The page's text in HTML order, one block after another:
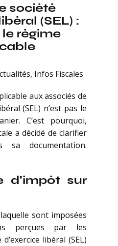
société
(SEL) :
régime
, Infos Fiscales
aux associés de
(SEL) n’est pas le
C’est pourquoi,
a décidé de clarifier
sa documentation.
d’impôt sur
sont imposées
perçues par les
libéral (SEL)